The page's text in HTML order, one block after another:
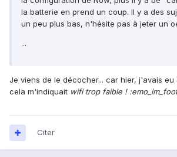
la batterie en prend un coup. Il y a des
un peu plus bas, n'hésite pas à jeter un
...
Je viens de le décocher... car hier, j'avais eu
cela m'indiquait wifi trop faible !
Citer